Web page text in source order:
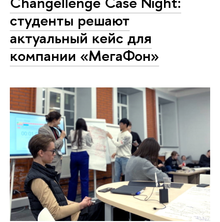
студенты решают
актуальный кейс для
компании «МегаФон»